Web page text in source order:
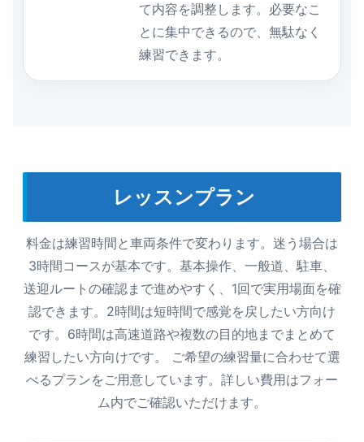
て内容を調整します。必要なこ
とに集中できるので、無駄なく
練習できます。
レッスンプラン
料金は練習時間と車両条件で変わります。迷う場合は
3時間コースが基本です。基本操作、一般道、駐車、
送迎ルートの確認まで進めやすく、1回で実用場面を確
認できます。2時間は短時間で感覚を戻したい方向け
です。6時間は高速道路や複数の目的地までまとめて
練習したい方向けです。 ご希望の練習量に合わせて選
べるプランをご用意しています。詳しい費用はフォー
ム内でご確認いただけます。